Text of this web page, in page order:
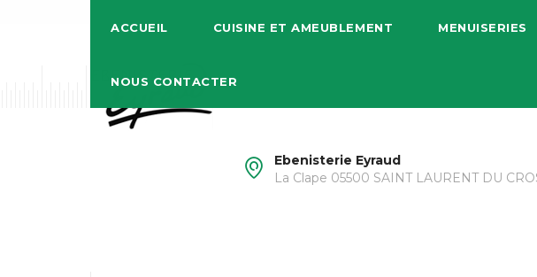
Ebenisterie Eyraud
La Clape 05500 SAINT LAURENT DU
ACCUEIL CUISINE ET AMEUBLEMENT MENUISERIES
NOUS CONTACTER